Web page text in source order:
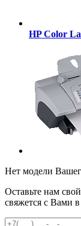
HP Color
Нет модели
Оставьте нам
свяжется с Вами